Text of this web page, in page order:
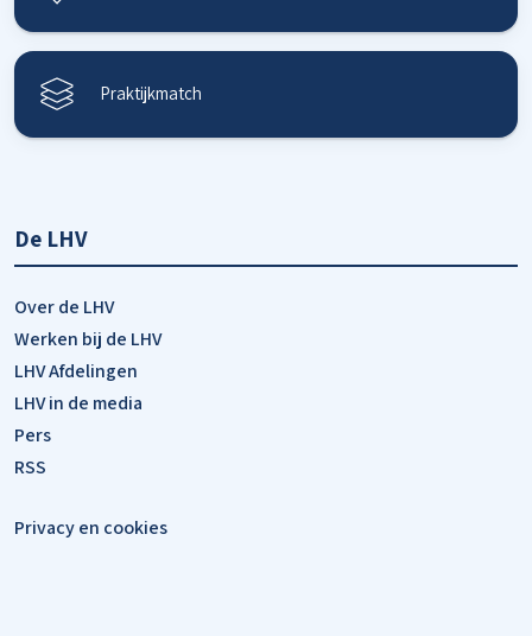
Praktijkmatch
De LHV
Over de LHV
Werken bij de LHV
LHV Afdelingen
LHV in de media
Pers
RSS
Privacy en cookies